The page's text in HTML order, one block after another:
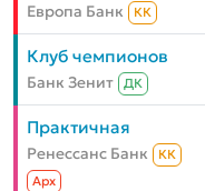
Европа Банк
КК
Клуб чемпионов
Банк Зенит ДК
Практичная
Ренессанс Банк
КК
Aрх